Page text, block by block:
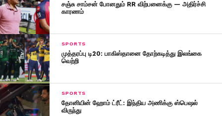
சஞ்சு சாம்சன் போனதும் RR விற்பனைக்கு — அதிர்ச்சி
காரணம்
SPORTS
முத்தரப்பு டி20: பாகிஸ்தானை தோற்கடித்து இலங்கை
வெற்றி
SPORTS
தோனியின் ஹோம் ட்ரீட்: இந்திய அணிக்கு ஸ்பெஷல்
விருந்து